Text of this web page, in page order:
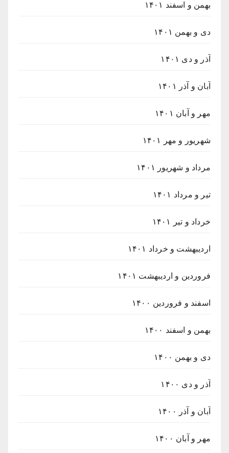
بهمن و اسفند ۱۴۰۱
دی و بهمن ۱۴۰۱
آذر و دی ۱۴۰۱
آبان و آذر ۱۴۰۱
مهر و آبان ۱۴۰۱
شهریور و مهر ۱۴۰۱
مرداد و شهریور ۱۴۰۱
تیر و مرداد ۱۴۰۱
خرداد و تیر ۱۴۰۱
اردیبهشت و خرداد ۱۴۰۱
فروردین و اردیبهشت ۱۴۰۱
اسفند و فروردین ۱۴۰۰
بهمن و اسفند ۱۴۰۰
دی و بهمن ۱۴۰۰
آذر و دی ۱۴۰۰
آبان و آذر ۱۴۰۰
مهر و آبان ۱۴۰۰